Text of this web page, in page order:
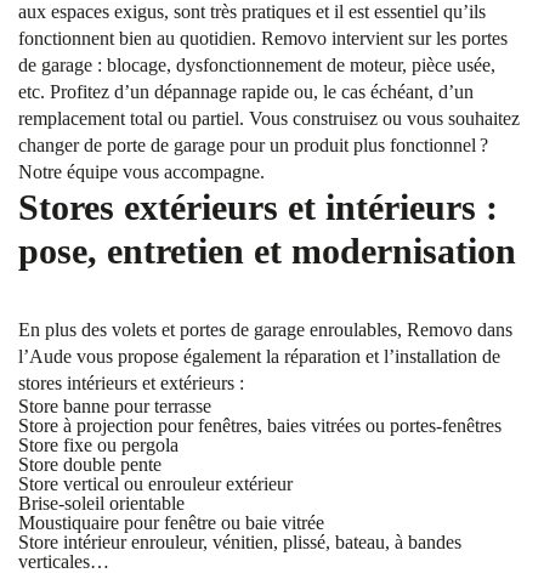
aux espaces exigus, sont très pratiques et il est essentiel qu’ils
fonctionnent bien au quotidien. Removo intervient sur les portes
de garage : blocage, dysfonctionnement de moteur, pièce usée,
etc. Profitez d’un dépannage rapide ou, le cas échéant, d’un
remplacement total ou partiel. Vous construisez ou vous souhaitez
changer de porte de garage pour un produit plus fonctionnel ?
Notre équipe vous accompagne.
Stores extérieurs et intérieurs :
pose, entretien et modernisation
En plus des volets et portes de garage enroulables, Removo dans
l’Aude vous propose également la réparation et l’installation de
stores intérieurs et extérieurs :
Store banne pour terrasse
Store à projection pour fenêtres, baies vitrées ou portes-fenêtres
Store fixe ou pergola
Store double pente
Store vertical ou enrouleur extérieur
Brise-soleil orientable
Moustiquaire pour fenêtre ou baie vitrée
Store intérieur enrouleur, vénitien, plissé, bateau, à bandes
verticales…